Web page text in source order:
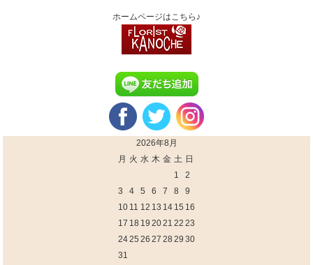
ホームページはこちら♪
2026年8月
月 火 水 木 金 土 日
1
2
3
4 5 6 7 8
9
10 11 12 13 14 15 16
17 18 19 2021 22 23
2425 26 27 28 29 30
31